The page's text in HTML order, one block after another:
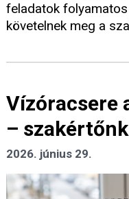
feladatok
követelnek meg a
Vízóracsere
–
2026. június 29.